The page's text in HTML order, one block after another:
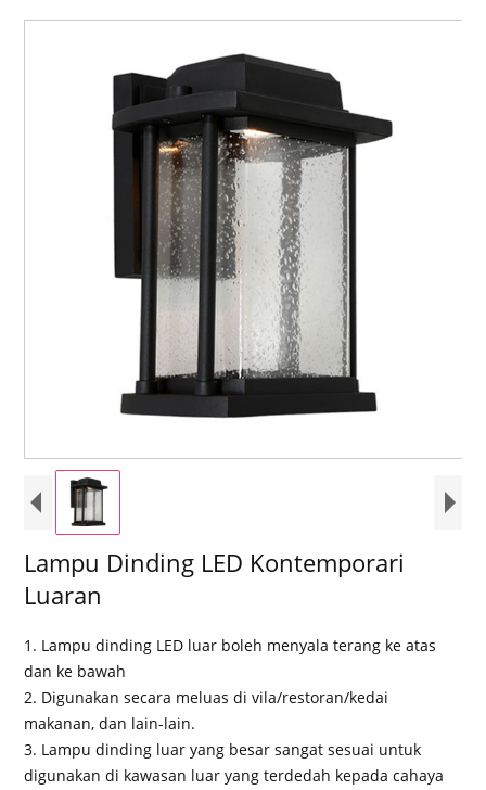
Lampu Dinding LED Kontemporari
Luaran
1. Lampu dinding LED luar boleh menyala terang ke atas
dan ke bawah
2. Digunakan secara meluas di vila/restoran/kedai
makanan, dan lain-lain.
3. Lampu dinding luar yang besar sangat sesuai untuk
digunakan di kawasan luar yang terdedah kepada cahaya